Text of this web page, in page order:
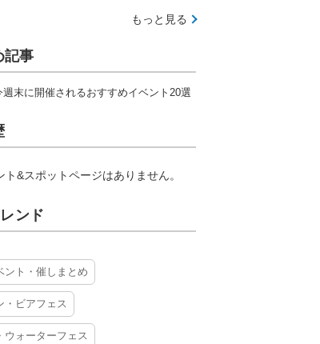
もっと見る
記事
週末に開催されるおすすめイベント20選
&スポットページはありません。
ンド
ント・催しまとめ
・ビアフェス
ウォーターフェス